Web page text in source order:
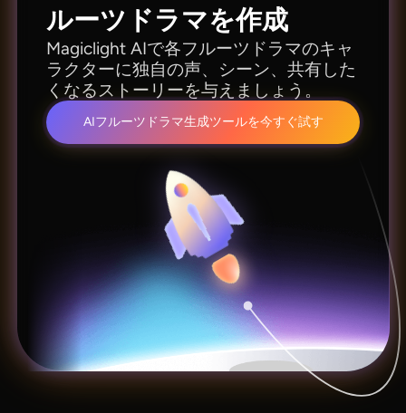
ルーツドラマを作成
Magiclight AIで各フルーツドラマのキャ
ラクターに独自の声、シーン、共有した
くなるストーリーを与えましょう。
AIフルーツドラマ生成ツールを今すぐ試す